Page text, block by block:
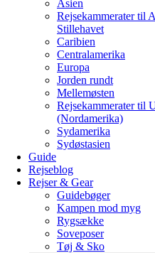
Asien
Rejsekammerater til
Stillehavet
Caribien
Centralamerika
Europa
Jorden rundt
Mellemøsten
Rejsekammerater til
(Nordamerika)
Sydamerika
Sydøstasien
Guide
Rejseblog
Rejser & Gear
Guidebøger
Kampen mod myg
Rygsække
Soveposer
Tøj & Sko